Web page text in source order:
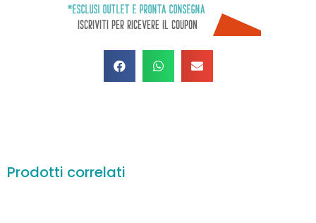
Prodotti correlati